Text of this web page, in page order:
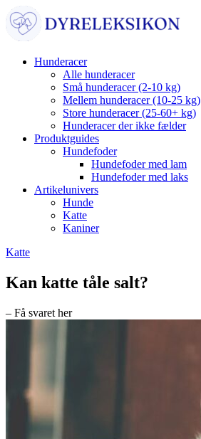
Hunderacer
Alle hunderacer
Små hunderacer (2-10 kg)
Mellem hunderacer (10-25 kg)
Store hunderacer (25-60+ kg)
Hunderacer der ikke fælder
Produktguides
Hundefoder
Hundefoder med lam
Hundefoder med laks
Artikelunivers
Hunde
Katte
Kaniner
Katte
Kan katte tåle salt?
– Få svaret her